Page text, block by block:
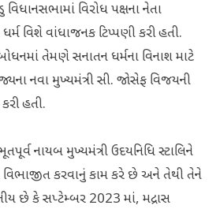
વિરોધ પક્ષના નેતા
વિશે વાંધાજનક ટિપ્પણી કરી હતી.
તેમણે સનાતન ધર્મના વિનાશ માટે
નવા મુખ્યમંત્રી સી. જોસેફ વિજયની
હતી.
નાયબ મુખ્યમંત્રી ઉદયનિધિ સ્ટાલિને
વિભાજીત કરવાનું કામ કરે છે અને તેથી તેને
છે કે સપ્ટેમ્બર 2023 માં, મદ્રાસ